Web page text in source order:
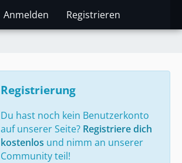
Anmelden Registrieren
Registrierung
Du hast noch kein Benutzerkonto
auf unserer Seite? Registriere dich
kostenlos und nimm an unserer
Community teil!